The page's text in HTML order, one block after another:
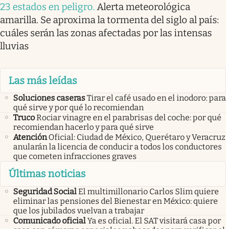
23 estados en peligro. Alerta meteorológica
amarilla. Se aproxima la tormenta del siglo al país:
cuáles serán las zonas afectadas por las intensas
lluvias
Las más leídas
Soluciones caserasTirar el café usado en el inodoro: para
qué sirve y por qué lo recomiendan
TrucoRociar vinagre en el parabrisas del coche: por qué
recomiendan hacerlo y para qué sirve
Atención Oficial: Ciudad de México, Querétaro y Veracruz
anularán la licencia de conducir a todos los conductores
que cometen infracciones graves
Últimas noticias
Seguridad SocialEl multimillonario Carlos Slim quiere
eliminar las pensiones del Bienestar en México: quiere
que los jubilados vuelvan a trabajar
Comunicado oficialYa es oficial. El SAT visitará casa por